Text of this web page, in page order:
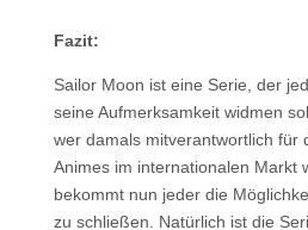
Fazit:
Sailor Moon ist eine Serie, der
seine Aufmerksamkeit widmen
wer damals mitverantwortlich für
Animes im internationalen Markt
bekommt nun jeder die
zu schließen. Natürlich ist die